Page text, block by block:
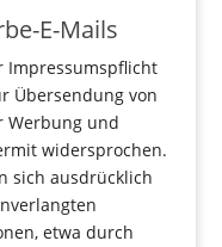
E-Mails
Impressumspflicht
Übersendung von
Werbung und
widersprochen.
sich ausdrücklich
etwa durch